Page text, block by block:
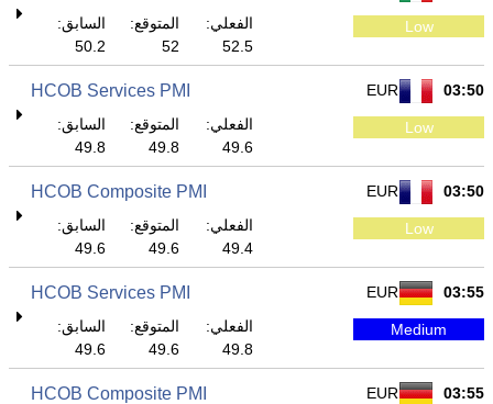
Low
الفعلي:
52.5
المتوقع:
52
السابق:
50.2
03:50
EUR
HCOB Services PMI
Low
الفعلي:
49.6
المتوقع:
49.8
السابق:
49.8
03:50
EUR
HCOB Composite PMI
Low
الفعلي:
49.4
المتوقع:
49.6
السابق:
49.6
03:55
EUR
HCOB Services PMI
Medium
الفعلي:
49.8
المتوقع:
49.6
السابق:
49.6
03:55
EUR
HCOB Composite PMI